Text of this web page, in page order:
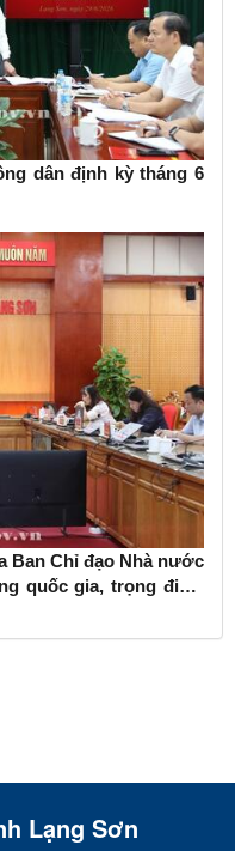
dân định kỳ tháng 6
Ban Chỉ đạo Nhà nước
quốc gia, trọng điểm
Lạng Sơn